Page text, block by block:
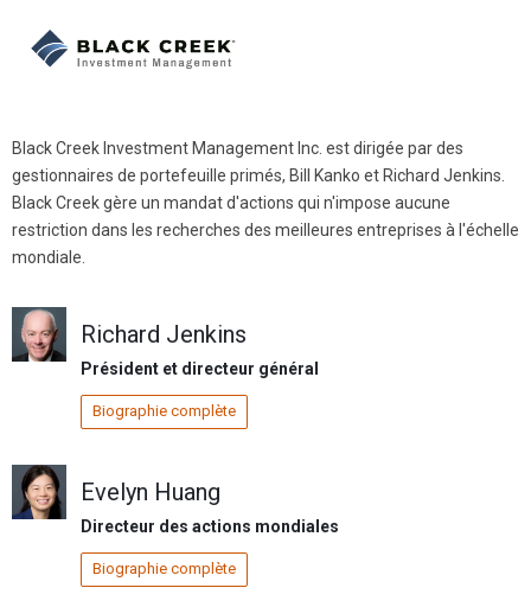
Black Creek Investment Management Inc. est dirigée par des
gestionnaires de portefeuille primés, Bill Kanko et Richard Jenkins.
Black Creek gère un mandat d'actions qui n'impose aucune
restriction dans les recherches des meilleures entreprises à l'échelle
mondiale.
Richard Jenkins
Président et directeur général
Biographie complète
Evelyn Huang
Directeur des actions mondiales
Biographie complète